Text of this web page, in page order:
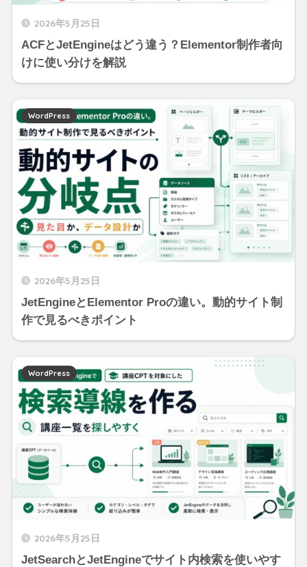
2026年5月25日
ACFとJetEngineはどう違う？Elementor制作者向
けに使い分けを解説
2026年5月25日
JetEngineとElementor Proの違い。動的サイト制
作で見るべきポイント
WordPress
2026年5月25日
JetSearchとJetEngineでサイト内検索を使いやす
WordPress